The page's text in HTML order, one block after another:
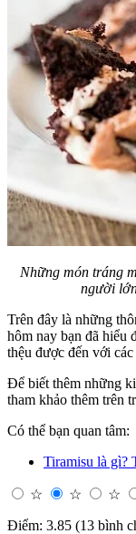
Những món tráng
người
Trên đây là những
hôm nay bạn đã hiểu
thệu được đến với
Để biết thêm những
tham khảo thêm trên
Có thể bạn quan tâm:
Tiramisu là gì?
☆ ☆ ☆
Điểm: 3.85 (13 bình